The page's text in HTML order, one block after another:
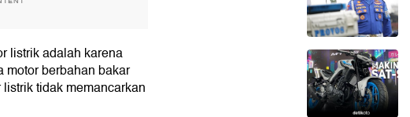
listrik adalah karena
motor berbahan bakar
tidak memancarkan